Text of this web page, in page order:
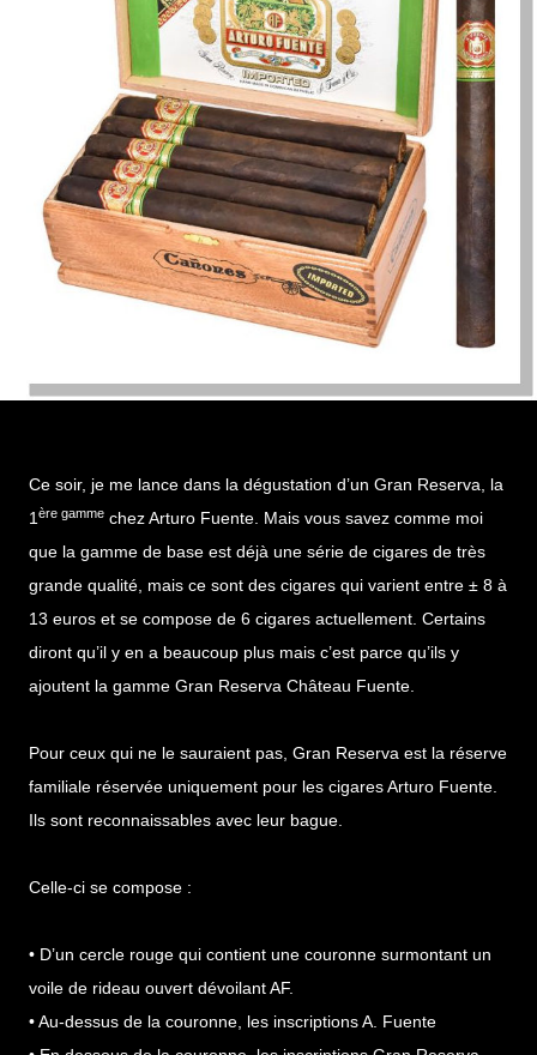
Ce soir, je me lance dans la dégustation d’un Gran Reserva, la
1ère gamme chez Arturo Fuente. Mais vous savez comme moi
que la gamme de base est déjà une série de cigares de très
grande qualité, mais ce sont des cigares qui varient entre ± 8 à
13 euros et se compose de 6 cigares actuellement. Certains
diront qu’il y en a beaucoup plus mais c’est parce qu’ils y
ajoutent la gamme Gran Reserva Château Fuente.
Pour ceux qui ne le sauraient pas, Gran Reserva est la réserve
familiale réservée uniquement pour les cigares Arturo Fuente.
Ils sont reconnaissables avec leur bague.
Celle-ci se compose :
• D’un cercle rouge qui contient une couronne surmontant un
voile de rideau ouvert dévoilant AF.
• Au-dessus de la couronne, les inscriptions A. Fuente